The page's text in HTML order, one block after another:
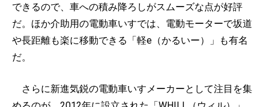
できるので、車への積み降ろしがスムーズな点が好評
だ。ほか介助用の電動車いすでは、電動モーターで坂道
や長距離も楽に移動できる「軽e（かるいー）」も有名
だ。
さらに新進気鋭の電動車いすメーカーとして注目を集